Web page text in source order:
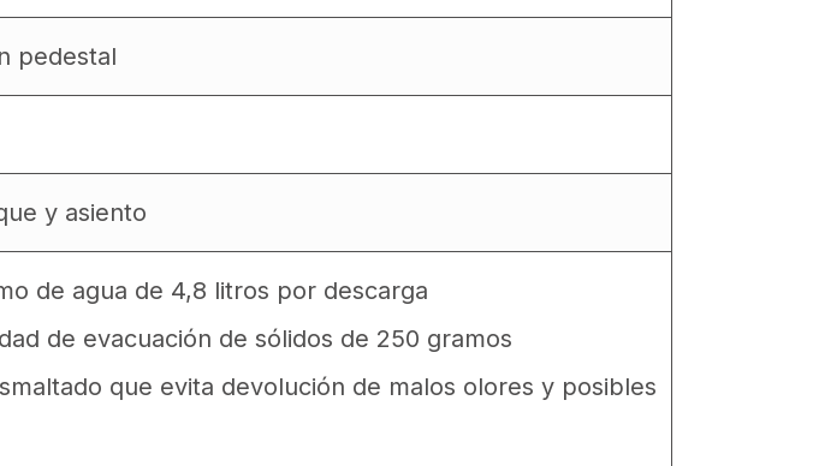
pedestal
y asiento
de agua de 4,8 litros por descarga
de evacuación de sólidos de 250 gramos
que evita devolución de malos olores y posibles